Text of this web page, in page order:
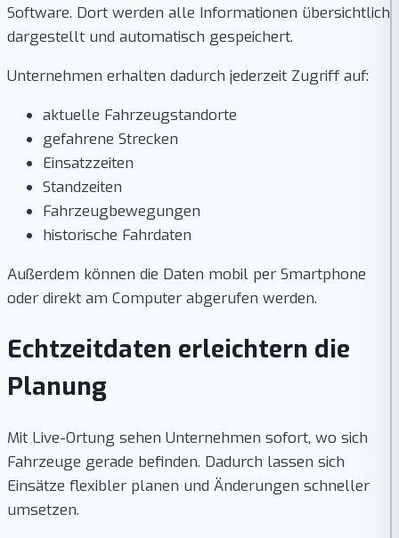
Software. Dort werden alle Informationen übersichtlich
dargestellt und automatisch gespeichert.
Unternehmen erhalten dadurch jederzeit Zugriff auf:
aktuelle Fahrzeugstandorte
gefahrene Strecken
Einsatzzeiten
Standzeiten
Fahrzeugbewegungen
historische Fahrdaten
Außerdem können die Daten mobil per Smartphone
oder direkt am Computer abgerufen werden.
Echtzeitdaten erleichtern die
Planung
Mit Live-Ortung sehen Unternehmen sofort, wo sich
Fahrzeuge gerade befinden. Dadurch lassen sich
Einsätze flexibler planen und Änderungen schneller
umsetzen.